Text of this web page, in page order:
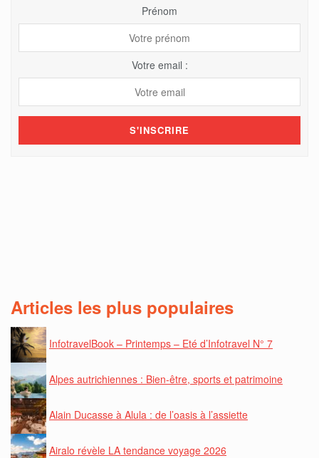
Prénom
Votre email :
Articles les plus populaires
InfotravelBook – Printemps – Eté d’Infotravel N° 7
Alpes autrichiennes : Bien-être, sports et patrimoine
Alain Ducasse à Alula : de l’oasis à l’assiette
Airalo révèle LA tendance voyage 2026